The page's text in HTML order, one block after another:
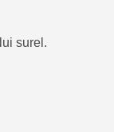
surel.